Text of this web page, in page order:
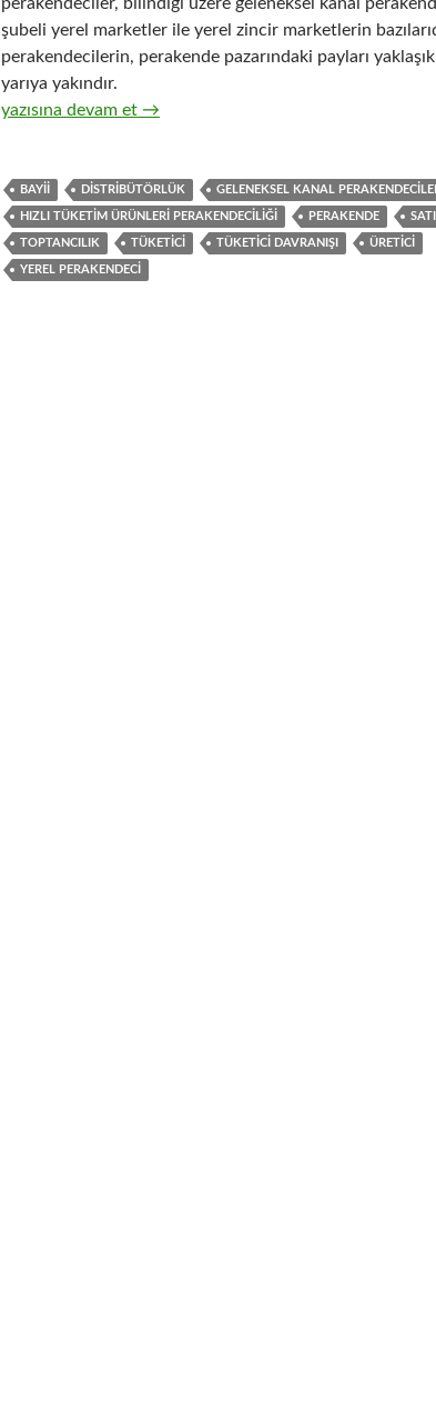
şubeli yerel marketler ile yerel zincir marketlerin
perakendecilerin, perakende pazarındaki payları
yarıya yakındır.
15-Üreticiler ve distribütörleri ile geleneksel kanal
yazısına devam et →
BAYII DISTRIBÜTÖRLÜK GELENEKSEL KANAL
HIZLI TÜKETIM ÜRÜNLERI PERAKENDECILIĞI PERAKENDE
TOPTANCILIK TÜKETICI TÜKETICI DAVRANIŞI ÜRETICI
YEREL PERAKENDECI